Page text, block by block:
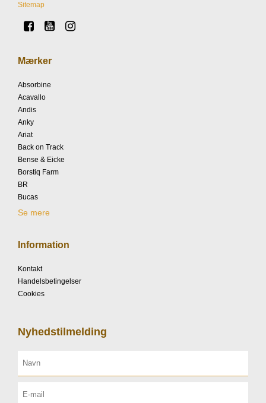
Sitemap
Mærker
Absorbine
Acavallo
Andis
Anky
Ariat
Back on Track
Bense & Eicke
Borstiq Farm
BR
Bucas
Se mere
Information
Kontakt
Handelsbetingelser
Cookies
Nyhedstilmelding